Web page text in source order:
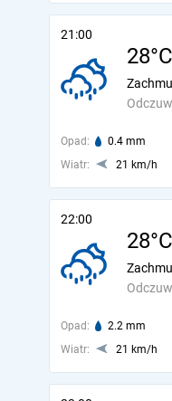
21:00
28°C
Opad: 0.4 mm
Wiatr:
21 km/h
22:00
28°C
Opad: 2.2 mm
Wiatr:
21 km/h